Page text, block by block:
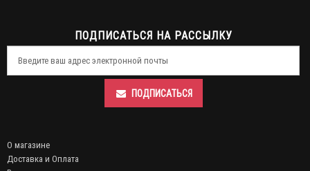
ПОДПИСАТЬСЯ НА РАССЫЛКУ
ПОДПИСАТЬСЯ
О магазине
Доставка и Оплата